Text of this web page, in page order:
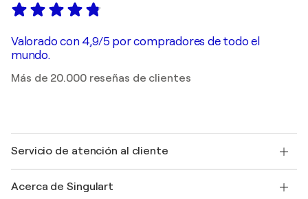
Valorado con 4,9/5 por compradores de todo el
mundo.
Más de 20.000 reseñas de clientes
Servicio de atención al cliente
Envío
Acerca de Singulart